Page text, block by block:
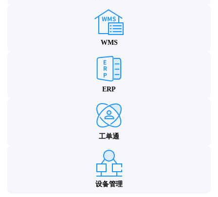
WMS
ERP
工单通
设备管理